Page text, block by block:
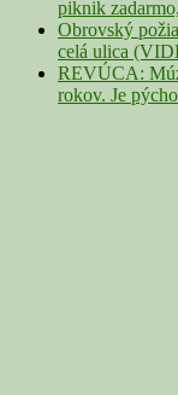
piknik
Obrovský
celá ulica
REVÚCA:
rokov. Je